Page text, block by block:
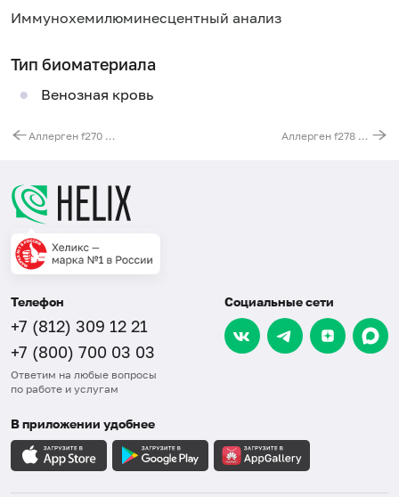
Иммунохемилюминесцентный анализ
Тип биоматериала
Венозная кровь
Аллерген f270 - имбирь, IgG Аллерген f278 - лавровый лист, IgG
Телефон
+7 (812) 309 12 21
+7 (800) 700 03 03
Ответим на любые вопросы
по работе и услугам
Социальные сети
В приложении удобнее